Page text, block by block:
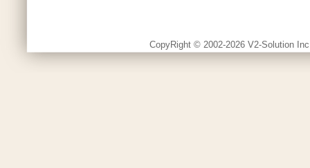
CopyRight © 2002-2026 V2-Solution